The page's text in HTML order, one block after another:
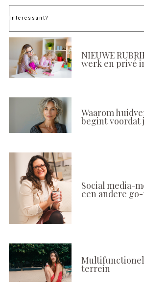
Interessant?
NIEUWE
werk en privé
Waarom
begint voordat
Social media-
een andere
terrein